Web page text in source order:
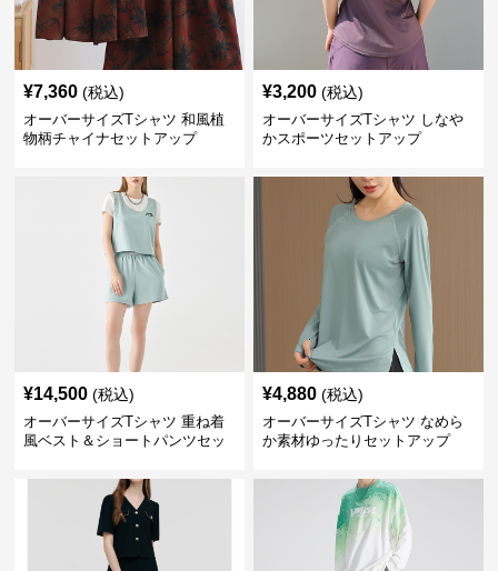
¥7,360 (税込)
オーバーサイズTシャツ 和風植
物柄チャイナセットアップ
¥3,200 (税込)
オーバーサイズTシャツ しなや
かスポーツセットアップ
¥14,500 (税込)
オーバーサイズTシャツ 重ね着
風ベスト＆ショートパンツセッ
¥4,880 (税込)
オーバーサイズTシャツ なめら
か素材ゆったりセットアップ